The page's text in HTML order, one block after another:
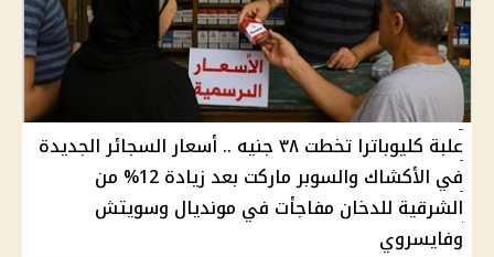
علبة كليوباترا تخطت ٣٨ جنيه .. أسعار السجائر الجديدة
في الأكشاك والسوبر ماركت بعد زيادة 12% من
الشرقية للدخان مفاجأت في مونديال وسويتش
وفايسروي